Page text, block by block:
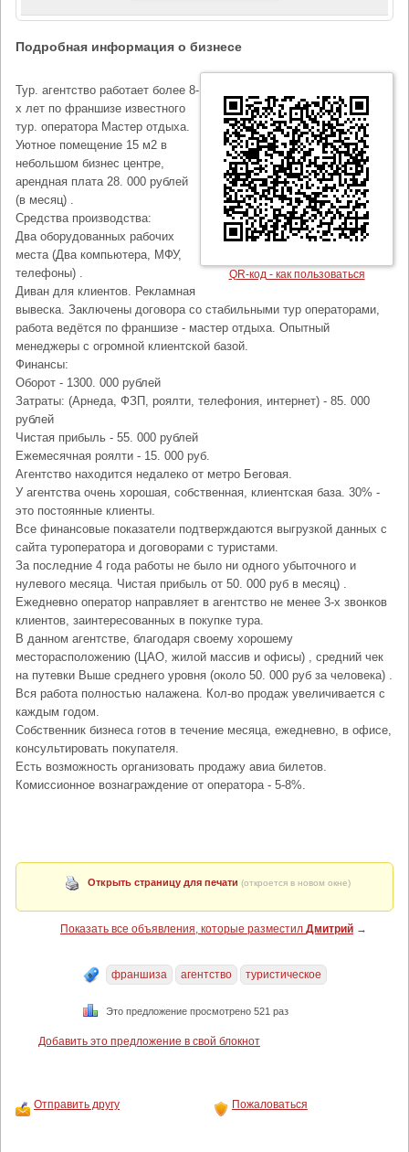
Подробная информация о бизнесе
QR-код - как пользоваться
Тур. агентство работает более 8-
х лет по франшизе известного
тур. оператора Мастер отдыха.
Уютное помещение 15 м2 в
небольшом бизнес центре,
арендная плата 28. 000 рублей
(в месяц) .
Средства производства:
Два оборудованных рабочих
места (Два компьютера, МФУ,
телефоны) .
Диван для клиентов. Рекламная
вывеска. Заключены договора со стабильными тур операторами,
работа ведётся по франшизе - мастер отдыха. Опытный
менеджеры с огромной клиентской базой.
Финансы:
Оборот - 1300. 000 рублей
Затраты: (Арнеда, ФЗП, роялти, телефония, интернет) - 85. 000
рублей
Чистая прибыль - 55. 000 рублей
Ежемесячная роялти - 15. 000 руб.
Агентство находится недалеко от метро Беговая.
У агентства очень хорошая, собственная, клиентская база. 30% -
это постоянные клиенты.
Все финансовые показатели подтверждаются выгрузкой данных с
сайта туроператора и договорами с туристами.
За последние 4 года работы не было ни одного убыточного и
нулевого месяца. Чистая прибыль от 50. 000 руб в месяц) .
Ежедневно оператор направляет в агентство не менее 3-х звонков
клиентов, заинтересованных в покупке тура.
В данном агентстве, благодаря своему хорошему
месторасположению (ЦАО, жилой массив и офисы) , средний чек
на путевки Выше среднего уровня (около 50. 000 руб за человека) .
Вся работа полностью налажена. Кол-во продаж увеличивается с
каждым годом.
Собственник бизнеса готов в течение месяца, ежедневно, в офисе,
консультировать покупателя.
Есть возможность организовать продажу авиа билетов.
Комиссионное вознаграждение от оператора - 5-8%.
Открыть страницу для печати (откроется в новом окне)
Показать все объявления, которые разместил Дмитрий →
франшиза агентство туристическое
Это предложение просмотрено 521 раз
Добавить это предложение в свой блокнот
Отправить другу Пожаловаться